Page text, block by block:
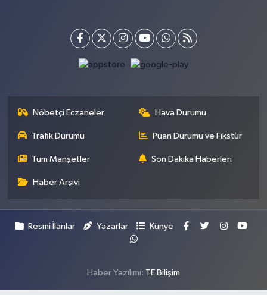
Nöbetçi Eczaneler Hava Durumu
Trafik Durumu Puan Durumu ve Fikstür
Tüm Manşetler Son Dakika Haberleri
Haber Arşivi
Resmi İlanlar Yazarlar Künye
Haber Yazılımı: TE Bilişim